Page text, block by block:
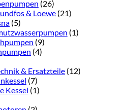
(26)
& Loewe (21)
(5)
(1)
(9)
(4)
& Ersatzteile (12)
(7)
Kessel (1)